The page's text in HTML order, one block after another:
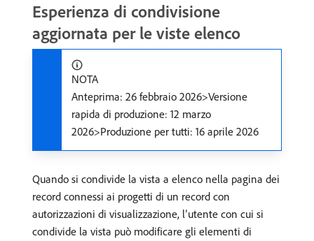
Esperienza di condivisione
aggiornata per le viste elenco
NOTA
Anteprima: 26 febbraio 2026>Versione
rapida di produzione: 12 marzo
2026>Produzione per tutti: 16 aprile 2026
Quando si condivide la vista a elenco nella pagina dei
record connessi ai progetti di un record con
autorizzazioni di visualizzazione, l’utente con cui si
condivide la vista può modificare gli elementi di